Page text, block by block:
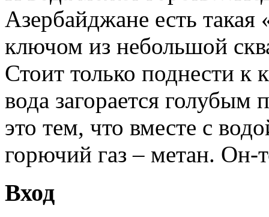
Азербайджане есть
ключом из небольшой
Стоит только поднести
вода загорается
это тем, что вместе с
горючий газ – метан. Он-
Вход